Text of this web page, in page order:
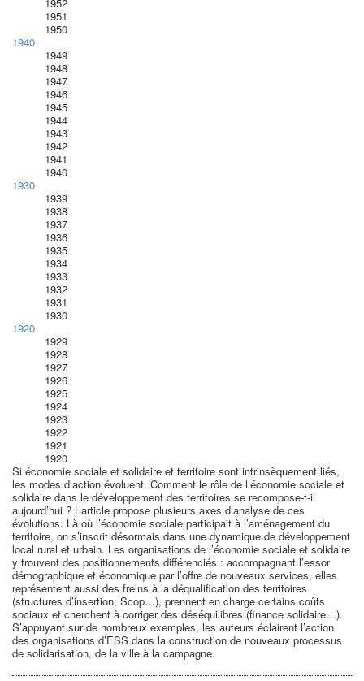
1951
1950
1940
1949
1948
1947
1946
1945
1944
1943
1942
1941
1940
1930
1939
1938
1937
1936
1935
1934
1933
1932
1931
1930
1920
1929
1928
1927
1926
1925
1924
1923
1922
1921
1920
Si économie sociale et solidaire et territoire sont intrinsèquement liés,
les modes d’action évoluent. Comment le rôle de l’économie sociale et
solidaire dans le développement des territoires se recompose-t-il
aujourd’hui ? L’article propose plusieurs axes d’analyse de ces
évolutions. Là où l’économie sociale participait à l’aménagement du
territoire, on s’inscrit désormais dans une dynamique de développement
local rural et urbain. Les organisations de l’économie sociale et solidaire
y trouvent des positionnements différenciés : accompagnant l’essor
démographique et économique par l’offre de nouveaux services, elles
représentent aussi des freins à la déqualification des territoires
(structures d’insertion, Scop…), prennent en charge certains coûts
sociaux et cherchent à corriger des déséquilibres (finance solidaire…).
S’appuyant sur de nombreux exemples, les auteurs éclairent l’action
des organisations d’ESS dans la construction de nouveaux processus
de solidarisation, de la ville à la campagne.